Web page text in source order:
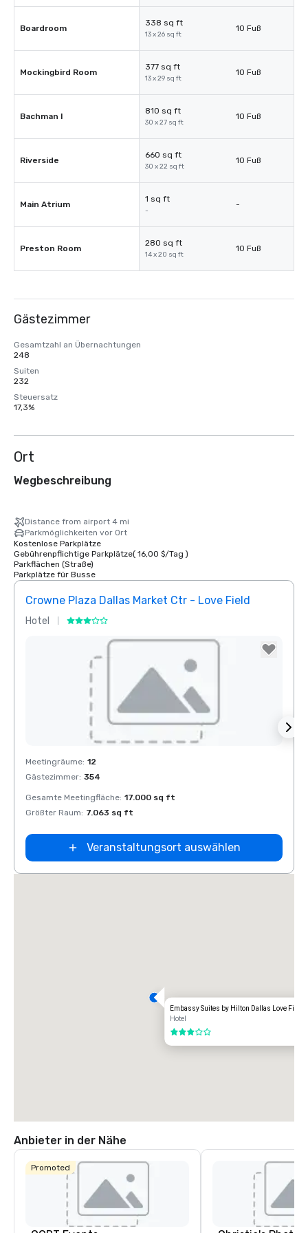
Boardroom
338 sq ft
13 x 26 sq ft
10 Fuß
Mockingbird Room
377 sq ft
13 x 29 sq ft
10 Fuß
Bachman I
810 sq ft
30 x 27 sq ft
10 Fuß
Riverside
660 sq ft
30 x 22 sq ft
10 Fuß
Main Atrium
1 sq ft
-
-
Preston Room
280 sq ft
14 x 20 sq ft
10 Fuß
Gästezimmer
Gesamtzahl an Übernachtungen
248
Suiten
232
Steuersatz
17,3%
Ort
Wegbeschreibung
Distance from airport 4 mi
Parkmöglichkeiten vor Ort
Kostenlose Parkplätze
Gebührenpflichtige Parkplätze( 16,00 $/Tag )
Parkflächen (Straße)
Parkplätze für Busse
Crowne Plaza Dallas Market Ctr - Love Field
Hotel
Removed from favorites
Meetingräume: 12
Gästezimmer: 354
Gesamte Meetingfläche: 17.000 sq ft
Größter Raum: 7.063 sq ft
Veranstaltungsort auswählen
Embassy Suites by Hilton Dallas Love Field
Hotel
3 von 5
Crowne Plaza
Dallas Market
Ctr - Love
Field
Anbieter in der Nähe
Promoted